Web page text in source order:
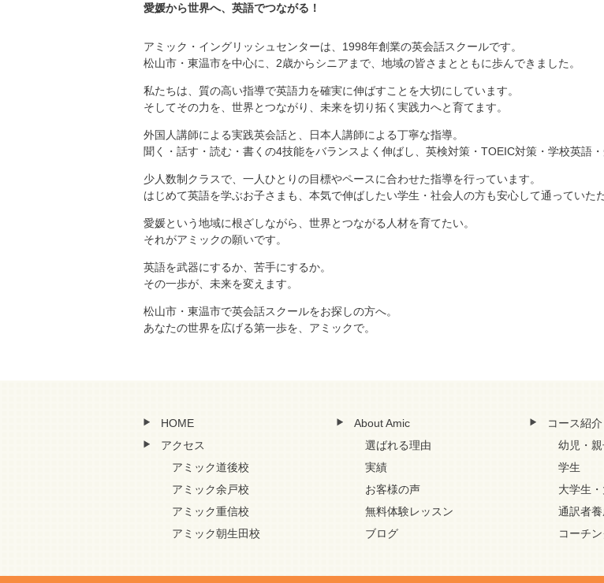
愛媛から世界へ、英語でつながる！
アミック・イングリッシュセンターは、1998年創業の英会話スクールです。
松山市・東温市を中心に、2歳からシニアまで、地域の皆さまとともに歩んできました。
私たちは、質の高い指導で英語力を確実に伸ばすことを大切にしています。
そしてその力を、世界とつながり、未来を切り拓く実践力へと育てます。
外国人講師による実践英会話と、日本人講師による丁寧な指導。
聞く・話す・読む・書くの4技能をバランスよく伸ばし、英検対策・TOEIC対策・学校英語
少人数制クラスで、一人ひとりの目標やペースに合わせた指導を行っています。
はじめて英語を学ぶお子さまも、本気で伸ばしたい学生・社会人の方も安心して通っていた
愛媛という地域に根ざしながら、世界とつながる人材を育てたい。
それがアミックの願いです。
英語を武器にするか、苦手にするか。
その一歩が、未来を変えます。
松山市・東温市で英会話スクールをお探しの方へ。
あなたの世界を広げる第一歩を、アミックで。
HOME
アクセス
アミック道後校
アミック余戸校
アミック重信校
アミック朝生田校
About Amic
選ばれる理由
実績
お客様の声
無料体験レッスン
ブログ
コース紹介
幼児・
学生
大学生・
通訳者
コーチ